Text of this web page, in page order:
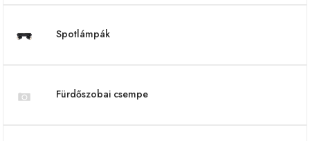
Spotlámpák
Fürdőszobai csempe